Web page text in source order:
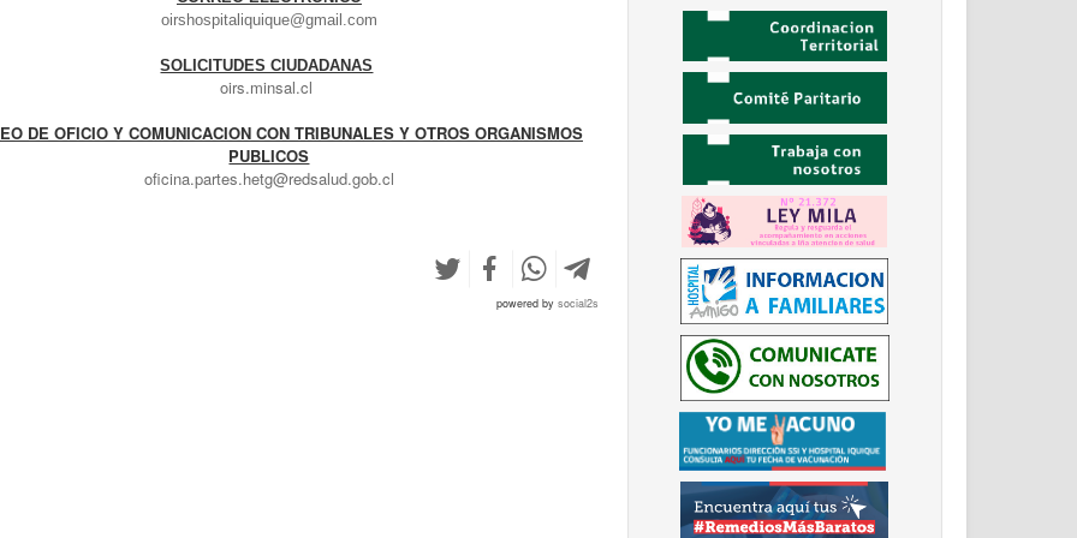
oirshospitaliquique@gmail.com
SOLICITUDES CIUDADANAS
oirs.minsal.cl
DE OFICIO Y COMUNICACION CON TRIBUNALES Y OTROS ORGANISMOS
PUBLICOS
oficina.partes.hetg@redsalud.gob.cl
powered bysocial2s